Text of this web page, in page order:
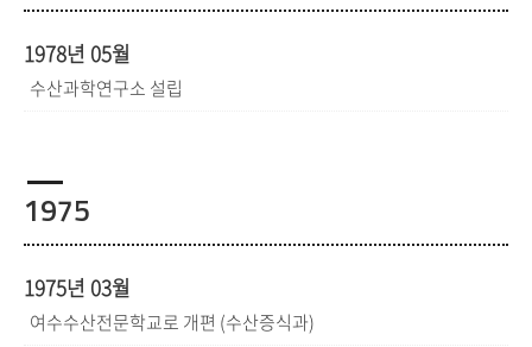
1978년 05월
수산과학연구소 설립
1975
1975년 03월
여수수산전문학교로 개편 (수산증식과)